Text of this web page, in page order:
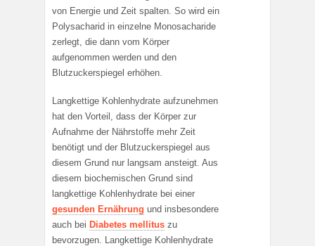
von Energie und Zeit spalten. So wird ein
Polysacharid in einzelne Monosacharide
zerlegt, die dann vom Körper
aufgenommen werden und den
Blutzuckerspiegel erhöhen.
Langkettige Kohlenhydrate aufzunehmen
hat den Vorteil, dass der Körper zur
Aufnahme der Nährstoffe mehr Zeit
benötigt und der Blutzuckerspiegel aus
diesem Grund nur langsam ansteigt. Aus
diesem biochemischen Grund sind
langkettige Kohlenhydrate bei einer
gesunden Ernährung und insbesondere
auch bei Diabetes mellitus zu
bevorzugen. Langkettige Kohlenhydrate